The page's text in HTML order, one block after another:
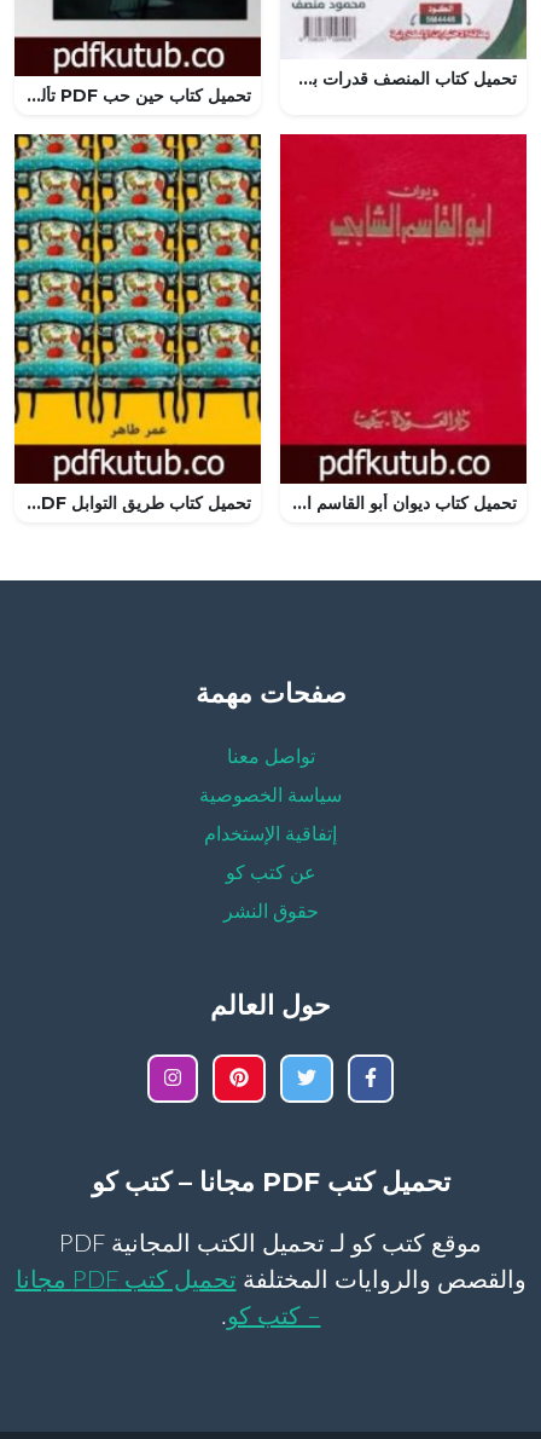
تحميل كتاب المنصف قدرات بصيغة PDF مجانا
تحميل كتاب حين حب PDF تأليف مرمر محمد مجانا [كامل]
تحميل كتاب ديوان أبو القاسم الشابي PDF تأليف أبو القاسم الشابي مجانا [كامل] تحميل كتاب طريق التوابل PDF تأليف عمر طاهر مجانا [كامل]
صفحات مهمة
تواصل معنا
سياسة الخصوصية
إتفاقية الإستخدام
عن كتب كو
حقوق النشر
حول العالم
تحميل كتب PDF مجانا – كتب كو
موقع كتب كو لـ تحميل الكتب المجانية PDF
والقصص والروايات المختلفة
تحميل كتب PDF مجانا
– كتب كو.